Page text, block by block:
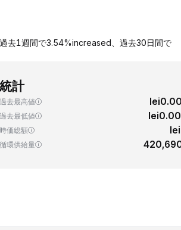
去1週間で3.54%increased、過去30日間で
統計
過去最高値
過去最低値
時価総額
循環供給量